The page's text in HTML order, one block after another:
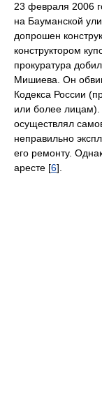
23 февраля 2006
на Бауманской
допрошен
конструктором
прокуратура
Мишиева. Он
Кодекса России
или более
осуществлял
неправильно
его ремонту.
аресте [6].